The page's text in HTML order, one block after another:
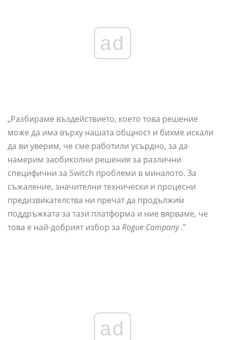
ad
„Разбираме въздействието, което това решение
може да има върху нашата общност и бихме искали
да ви уверим, че сме работили усърдно, за да
намерим заобиколни решения за различни
специфични за Switch проблеми в миналото. За
съжаление, значителни технически и процесни
предизвикателства ни пречат да продължим
поддръжката за тази платформа и ние вярваме, че
това е най-добрият избор за Rogue Company.”
ad